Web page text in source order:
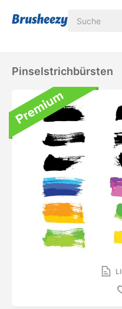
Pinselstrichbürsten